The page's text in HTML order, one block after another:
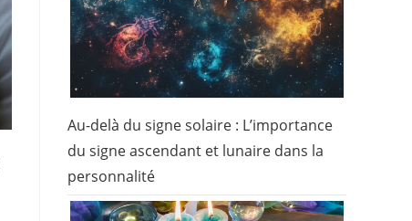
Au-delà du signe solaire : L’importance
du signe ascendant et lunaire dans la
personnalité